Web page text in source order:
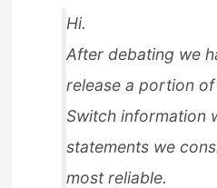
Guides
Hi.
After debating we
release a portion
Switch information
statements we
most reliable.